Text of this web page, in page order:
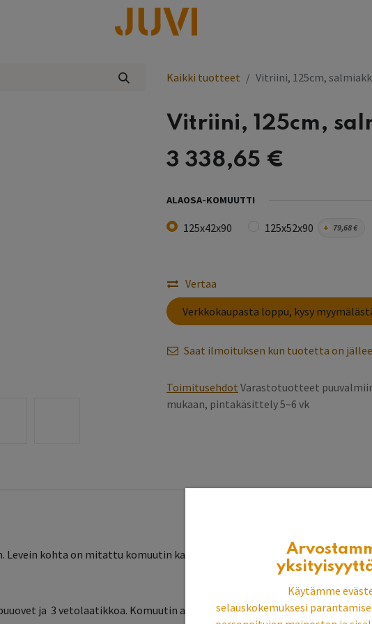
Kaikki tuotteet Vitriini, 125cm,
Vitriini, 125cm,
3 338,65 €
ALAOSA-KOMUUTTI
125x42x90 125x52x90 + 79,68€
Vertaa
​Verkkokaupasta loppu, kysy
Saat ilmoituksen kun tuotetta on
Toimitusehdot Varastotuotteet
mukaan, pintakäsittely 5~6 vk
Levein kohta on mitattu komuutin kansilevystä.
ja 3 vetolaatikkoa. Komuutin alakaapissa on 1-ja kaksiovisen puolen
Käytämme
selauskokemuksesi